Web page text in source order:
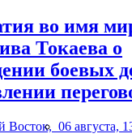
во имя
Токаева о
боевых
Восток, 06 августа,